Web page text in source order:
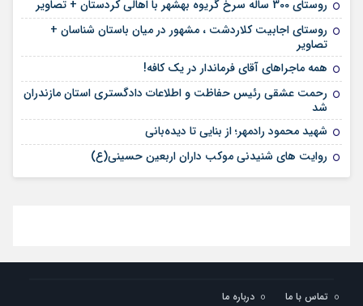
روستای 300 ساله سرخ ‌گریوه بهشهر با اهالی کردستان + تصاویر
روستای اجابیت کلاردشت ، مشهور در میان باستان شناسان +
تصاویر
همه ماجراهای آقای فرماندار در یک کافه!
رحمت عشقی رئیس حفاظت و اطلاعات دادگستری استان مازندران
شد
شهید محمود رادمهر؛ از بنایی تا دیده‌بانی
روایت های شنیدنی موکب داران اربعین حسینی(ع)
تماس با ما درباره ما